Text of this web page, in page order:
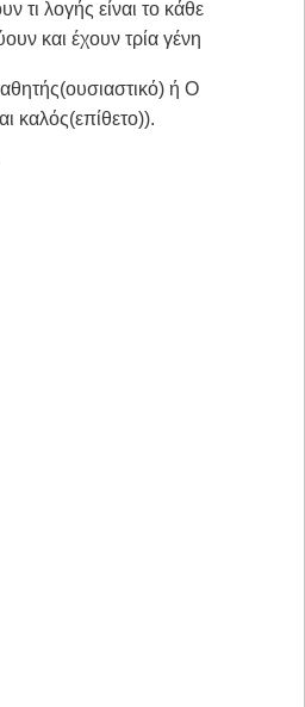
τι λογής είναι το κάθε
και έχουν τρία γένη
ή Ο
καλός(επίθετο)).